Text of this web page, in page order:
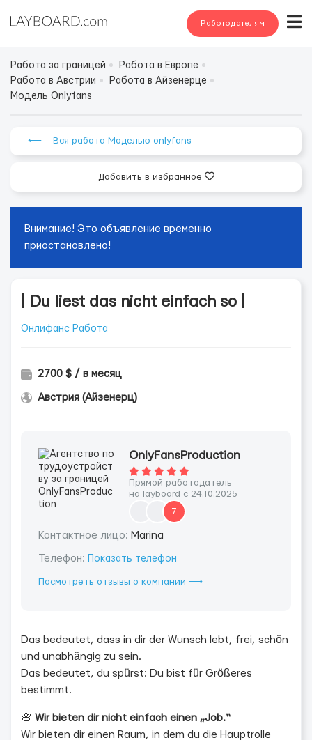
Работодателям
Работа за границей
Работа в Европе
Работа в Австрии
Работа в Айзенерце
Модель Onlyfans
⟵ Вся работа Моделью onlyfans
Добавить в избранное
Внимание! Это объявление временно
приостановлено!
| Du liest das nicht einfach so |
Онлифанс Работа
2700 $ / в месяц
Австрия (Айзенерц)
OnlyFansProduction
Прямой работодатель
на layboard с 24.10.2025
7
Контактное лицо: Marina
Телефон: Показать телефон
Посмотреть отзывы о компании ⟶
Das bedeutet, dass in dir der Wunsch lebt, frei, schön
und unabhängig zu sein.
Das bedeutet, du spürst: Du bist für Größeres
bestimmt.
🌸 Wir bieten dir nicht einfach einen „Job.“
Wir bieten dir einen Raum, in dem du die Hauptrolle